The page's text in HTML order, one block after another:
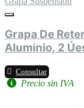
Grapa De
Aluminio, 2
Consultar
Precio sin IVA